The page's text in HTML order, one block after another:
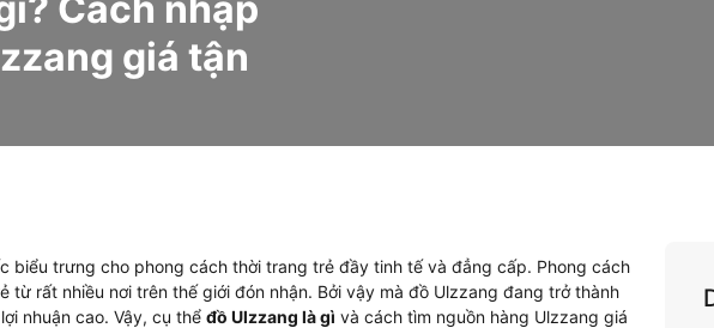
giá tận
biểu trưng cho phong cách thời trang trẻ đầy tinh tế và đẳng cấp. Phong cách
từ rất nhiều nơi trên thế giới đón nhận. Bởi vậy mà đồ Ulzzang đang trở thành
nhuận cao. Vậy, cụ thể đồ Ulzzang là gì và cách tìm nguồn hàng Ulzzang giá